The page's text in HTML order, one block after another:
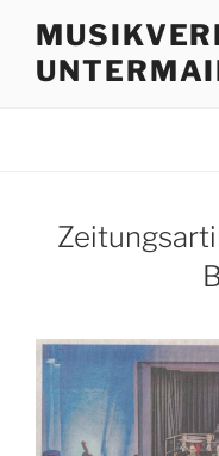
Inhalt
springen